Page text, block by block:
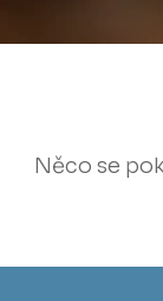
Něco se